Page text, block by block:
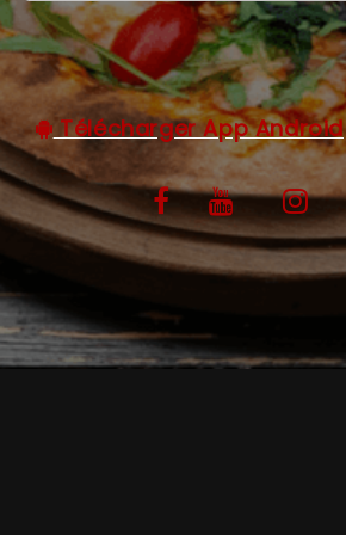
C.G.V
Télécharger App Android